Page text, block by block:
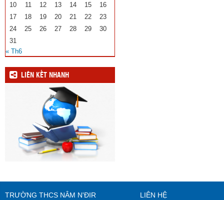
10
11 12 13 14 15
16
17
18 19 20 21 22
23
24
25 26 27 28 29
30
31
« Th6
LIÊN KẾT NHANH
TRƯỜNG THCS NÂM N'ĐIR
LIÊN HỆ